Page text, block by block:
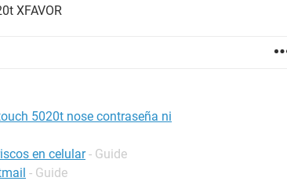
XFAVOR
5020t nose contraseña ni
en celular - Guide
- Guide